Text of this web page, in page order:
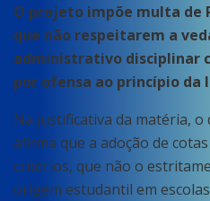
O projeto impõe multa de
que não respeitarem a
administrativo disciplinar
por ofensa ao princípio da
Na justificativa da matéria, o
afirma que a adoção de
critérios, que não o
origem estudantil em